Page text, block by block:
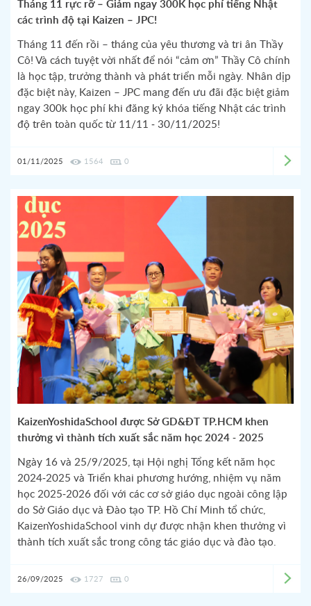
Tháng 11 rực rỡ – Giảm ngay 300K học phí tiếng Nhật
các trình độ tại Kaizen – JPC!
Tháng 11 đến rồi – tháng của yêu thương và tri ân Thầy
Cô! Và cách tuyệt vời nhất để nói “cảm ơn” Thầy Cô chính
là học tập, trưởng thành và phát triển mỗi ngày. Nhân dịp
đặc biệt này, Kaizen – JPC mang đến ưu đãi đặc biệt giảm
ngay 300k học phí khi đăng ký khóa tiếng Nhật các trình
độ trên toàn quốc từ 11/11 - 30/11/2025!
01/11/2025 1564 0
KaizenYoshidaSchool được Sở GD&ĐT TP.HCM khen
thưởng vì thành tích xuất sắc năm học 2024 - 2025
Ngày 16 và 25/9/2025, tại Hội nghị Tổng kết năm học
2024-2025 và Triển khai phương hướng, nhiệm vụ năm
học 2025-2026 đối với các cơ sở giáo dục ngoài công lập
do Sở Giáo dục và Đào tạo TP. Hồ Chí Minh tổ chức,
KaizenYoshidaSchool vinh dự được nhận khen thưởng vì
thành tích xuất sắc trong công tác giáo dục và đào tạo.
26/09/2025 1727 0